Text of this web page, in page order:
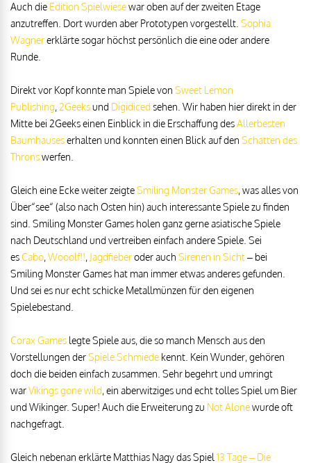
Auch die Edition Spielwiesewar oben auf der zweiten Etage
anzutreffen. Dort wurden aber Prototypen vorgestellt. Sophia
Wagnererklärte sogar höchst persönlich die eine oder andere
Runde.
Direkt vor Kopf konnte man Spiele von Sweet Lemon
Publishing, 2Geeksund Digidiced sehen. Wir haben hier direkt in der
Mitte bei 2Geeks einen Einblick in die Erschaffung desAllerbesten
Baumhauseserhalten und konnten einen Blick auf den Schatten des
Thronswerfen.
Gleich eine Ecke weiter zeigteSmiling Monster Games, was alles von
Über“see“ (also nach Osten hin) auch interessante Spiele zu finden
sind. Smiling Monster Games holen ganz gerne asiatische Spiele
nach Deutschland und vertreiben einfach andere Spiele. Sei
esCabo,Wooolf!!, Jagdfieberoder auch Sirenen in Sicht– bei
Smiling Monster Games hat man immer etwas anderes gefunden.
Und sei es nur echt schicke Metallmünzen für den eigenen
Spielebestand.
Corax Games legte Spiele aus, die so manch Mensch aus den
Vorstellungen derSpiele Schmiede kennt. Kein Wunder, gehören
doch die beiden einfach zusammen. Sehr begehrt und umringt
warVikings gone wild, ein aberwitziges und echt tolles Spiel um Bier
und Wikinger. Super! Auch die Erweiterung zu Not Alonewurde oft
nachgefragt.
Gleich nebenan erklärte Matthias Nagy das Spiel 13 Tage – Die